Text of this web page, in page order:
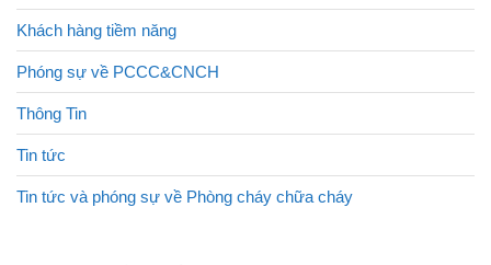
Khách hàng tiềm năng
Phóng sự về PCCC&CNCH
Thông Tin
Tin tức
Tin tức và phóng sự về Phòng cháy chữa cháy